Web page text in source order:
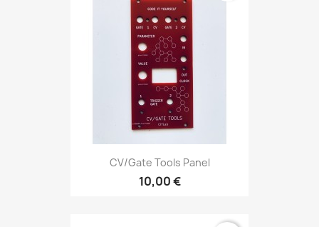
CV/Gate Tools Panel
10,00 €